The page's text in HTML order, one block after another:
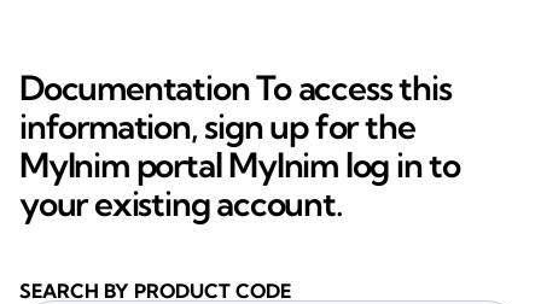
Documentation To access this
information, sign up for the
MyInim portal MyInim log in to
your existing account.
SEARCH BY PRODUCT CODE